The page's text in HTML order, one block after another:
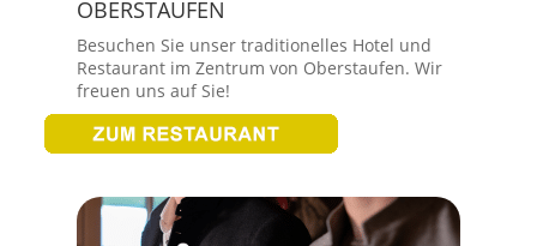
OBERSTAUFEN
Besuchen Sie unser traditionelles Hotel und
Restaurant im Zentrum von Oberstaufen. Wir
freuen uns auf Sie!